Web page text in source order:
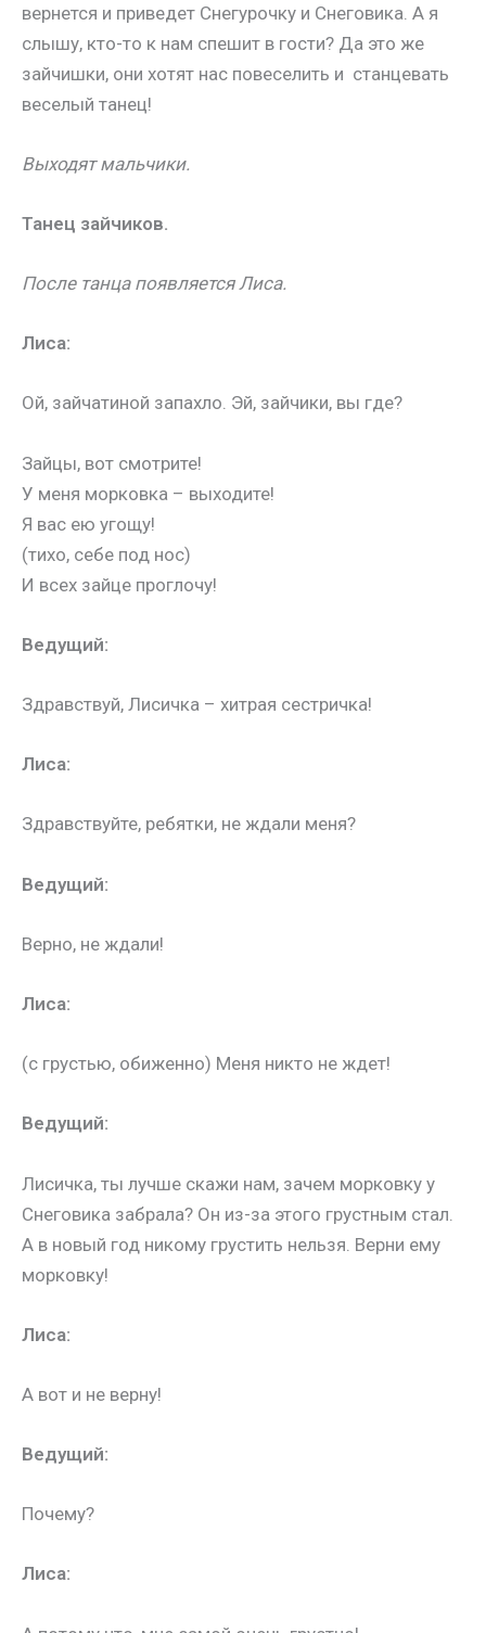
вернется и приведет Снегурочку и Снеговика. А я
слышу, кто-то к нам спешит в гости? Да это же
зайчишки, они хотят нас повеселить и станцевать
веселый танец!
Выходят мальчики.
Танец зайчиков.
После танца появляется Лиса.
Лиса:
Ой, зайчатиной запахло. Эй, зайчики, вы где?
Зайцы, вот смотрите!
У меня морковка – выходите!
Я вас ею угощу!
(тихо, себе под нос)
И всех зайце проглочу!
Ведущий:
Здравствуй, Лисичка – хитрая сестричка!
Лиса:
Здравствуйте, ребятки, не ждали меня?
Ведущий:
Верно, не ждали!
Лиса:
(с грустью, обиженно) Меня никто не ждет!
Ведущий:
Лисичка, ты лучше скажи нам, зачем морковку у
Снеговика забрала? Он из-за этого грустным стал.
А в новый год никому грустить нельзя. Верни ему
морковку!
Лиса:
А вот и не верну!
Ведущий:
Почему?
Лиса: